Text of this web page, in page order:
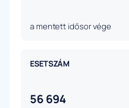
a mentett idősor vége
ESETSZÁM
56 694